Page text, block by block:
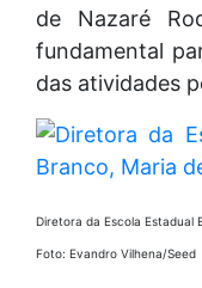
de Nazaré
fundamental
das atividades
Diretora da Escola Estadual
Foto: Evandro Vilhena/Seed